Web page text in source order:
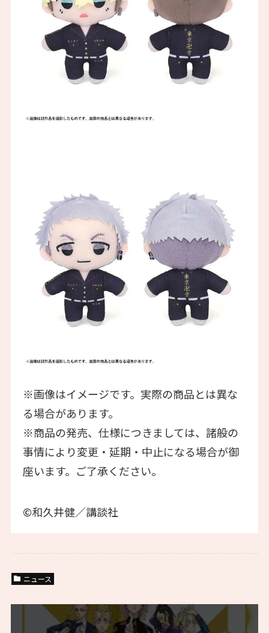
※画像はイメージです。実際の商品とは異な
る場合があります。
※商品の発売、仕様につきましては、諸般の
事情により変更・延期・中止になる場合が御
座います。ご了承ください。
©和久井健／講談社
ニュース